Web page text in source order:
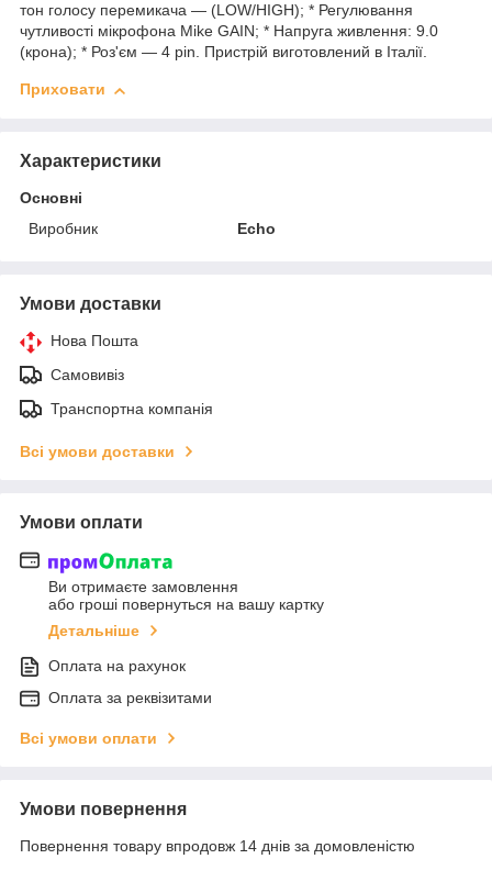
тон голосу перемикача — (LOW/HIGH); * Регулювання
чутливості мікрофона Mike GAIN; * Напруга живлення: 9.0
(крона); * Роз'єм — 4 pin. Пристрій виготовлений в Італії.
Приховати
Характеристики
Основні
Виробник
Echo
Умови доставки
Нова Пошта
Самовивіз
Транспортна компанія
Всі умови доставки
Умови оплати
Ви отримаєте замовлення
або гроші повернуться на вашу картку
Детальніше
Оплата на рахунок
Оплата за реквізитами
Всі умови оплати
Умови повернення
Повернення товару впродовж 14 днів за домовленістю